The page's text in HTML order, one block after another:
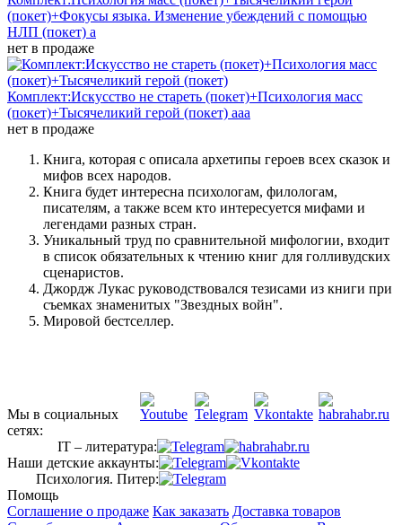
(покет)+Фокусы языка. Изменение убеждений с помощью
НЛП (покет) а
нет в продаже
Комплект:Искусство не стареть (покет)+Психология масс
(покет)+Тысячеликий герой (покет) ааа
нет в продаже
Книга, которая с описала архетипы героев всех сказок и
мифов всех народов.
Книга будет интересна психологам, филологам,
писателям, а также всем кто интересуется мифами и
легендами разных стран.
Уникальный труд по сравнительной мифологии, входит
в список обязательных к чтению книг для голливудских
сценаристов.
Джордж Лукас руководствовался тезисами из книги при
съемках знаменитых "Звездных войн".
Мировой бестселлер.
Мы в социальных
сетях:
IT – литература:
Наши детские аккаунты:
Психология. Питер:
Помощь
Соглашение о продаже Как заказать Доставка товаров